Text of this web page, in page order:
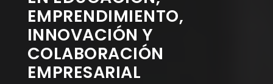
EMPRENDIMIENTO,
INNOVACIÓN Y
COLABORACIÓN
EMPRESARIAL